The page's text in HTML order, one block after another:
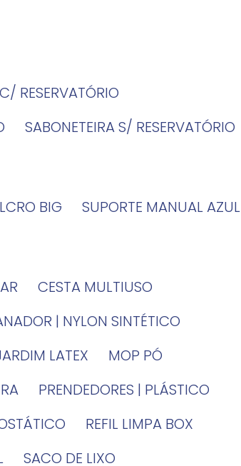
RESERVATÓRIO
SABONETEIRA S/ RESERVATÓRIO
BIG
SUPORTE MANUAL AZUL
CESTA MULTIUSO
| NYLON SINTÉTICO
LATEX
MOP PÓ
PRENDEDORES | PLÁSTICO
REFIL LIMPA BOX
SACO DE LIXO